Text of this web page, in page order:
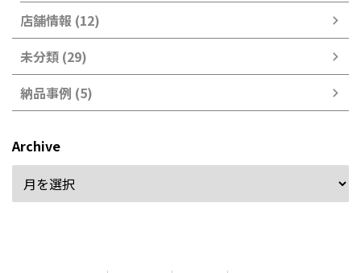
店舗情報 (12)
未分類 (29)
納品事例 (5)
Archive